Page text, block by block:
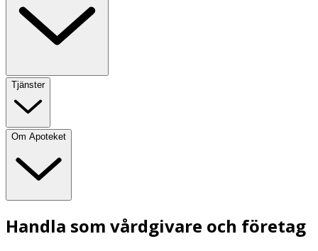
Tjänster
Om Apoteket
Handla som vårdgivare och företag